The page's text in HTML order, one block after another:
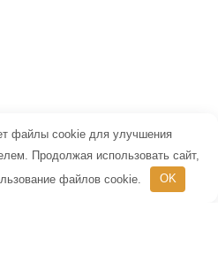
- портал для
файлы cookie для улучшения
Продолжая использовать сайт,
файлов cookie.
OK